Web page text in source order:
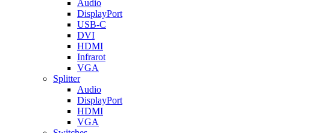
Audio
DisplayPort
USB-C
DVI
HDMI
Infrarot
VGA
Splitter
Audio
DisplayPort
HDMI
VGA